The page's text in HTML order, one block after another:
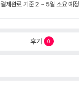
결제완료 기준 2 ~ 5일 소요 예정
후기 0